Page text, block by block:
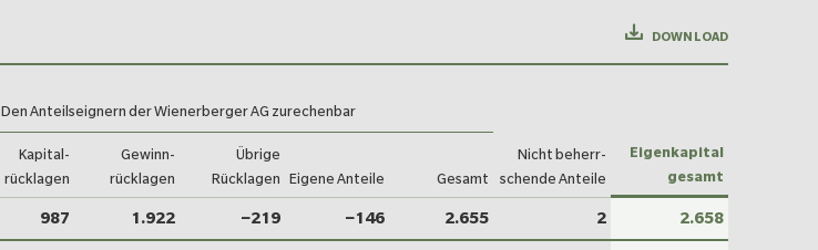
DOWNLOAD
Den Anteilseignern der Wienerberger AG zurechenbar
Kapital­
rücklagen
Gewinn­
rücklagen
Übrige
Rücklagen Eigene Anteile Gesamt
Nicht beherr­
schende Anteile
Eigen­kapital
gesamt
987 1.922 −219 −146 2.655 2 2.658